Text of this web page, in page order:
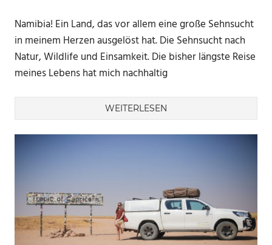
Namibia! Ein Land, das vor allem eine große Sehnsucht
in meinem Herzen ausgelöst hat. Die Sehnsucht nach
Natur, Wildlife und Einsamkeit. Die bisher längste Reise
meines Lebens hat mich nachhaltig
WEITERLESEN